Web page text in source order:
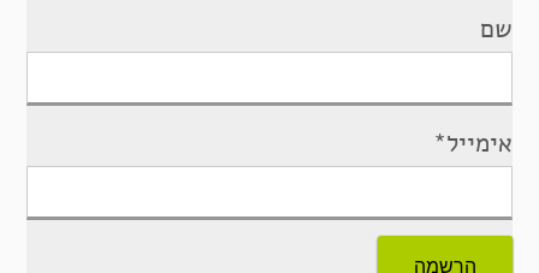
שם
אימייל*